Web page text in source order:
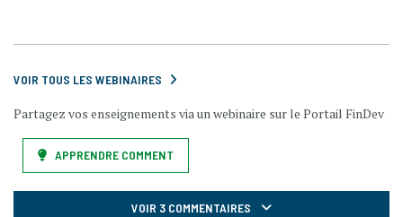
VOIR TOUS LES WEBINAIRES
Partagez vos enseignements via un webinaire sur le Portail FinDev
APPRENDRE COMMENT
VOIR 3 COMMENTAIRES